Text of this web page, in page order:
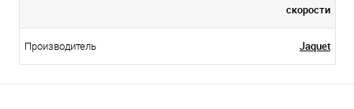
скорости
Производитель Jaquet